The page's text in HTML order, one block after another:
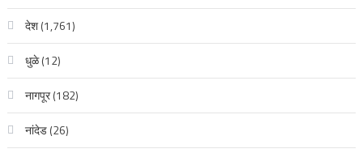
देश(1,761)
धुळे(12)
नागपूर(182)
नांदेड(26)